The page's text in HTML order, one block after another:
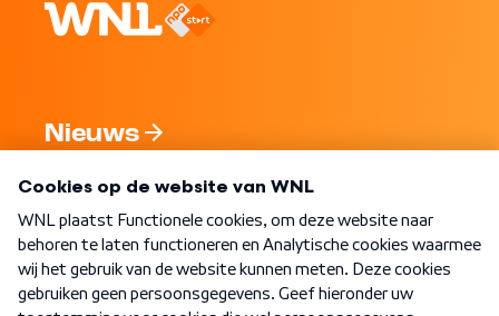
Nieuws
Nieuwsbrief
Word Lid